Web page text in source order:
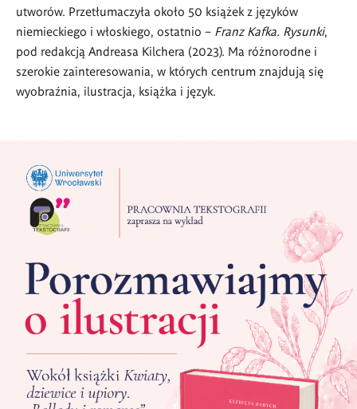
utworów. Przetłumaczyła około 50 książek z języków
niemieckiego i włoskiego, ostatnio – Franz Kafka. Rysunki,
pod redakcją Andreasa Kilchera (2023). Ma różnorodne i
szerokie zainteresowania, w których centrum znajdują się
wyobraźnia, ilustracja, książka i język.